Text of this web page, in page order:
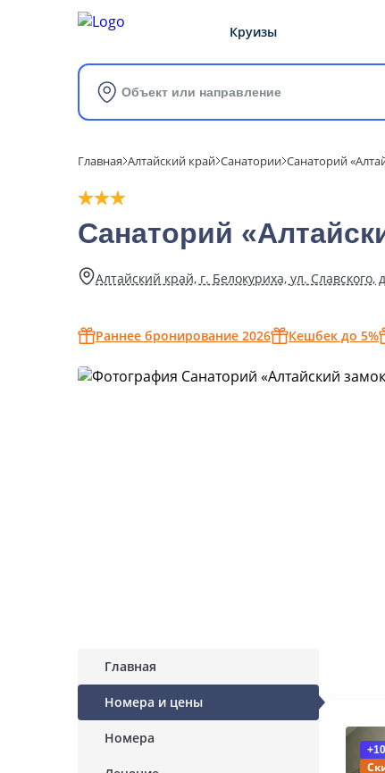
Круизы
Объект или направление
Главная Алтайский край Санатории Санаторий
Санаторий
Алтайский край, г. Белокуриха, ул. Славского,
Раннее бронирование 2026 Кешбек до 5%
Главная
Номера и цены
Номера